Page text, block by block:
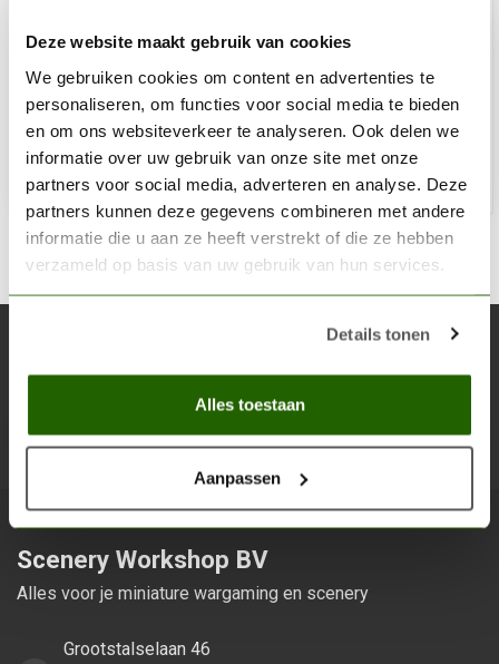
Deze website maakt gebruik van cookies
We gebruiken cookies om content en advertenties te
personaliseren, om functies voor social media te bieden
en om ons websiteverkeer te analyseren. Ook delen we
informatie over uw gebruik van onze site met onze
partners voor social media, adverteren en analyse. Deze
partners kunnen deze gegevens combineren met andere
informatie die u aan ze heeft verstrekt of die ze hebben
verzameld op basis van uw gebruik van hun services.
Details tonen
Alles toestaan
Aanpassen
Lightweight Headband Magnifier With 4 Lenses - T14001
€17,11
Op voorraad
Blijf op de hoogte over onze laatste acties
Scenery Workshop BV
Alles voor je miniature wargaming en scenery
Grootstalselaan 46